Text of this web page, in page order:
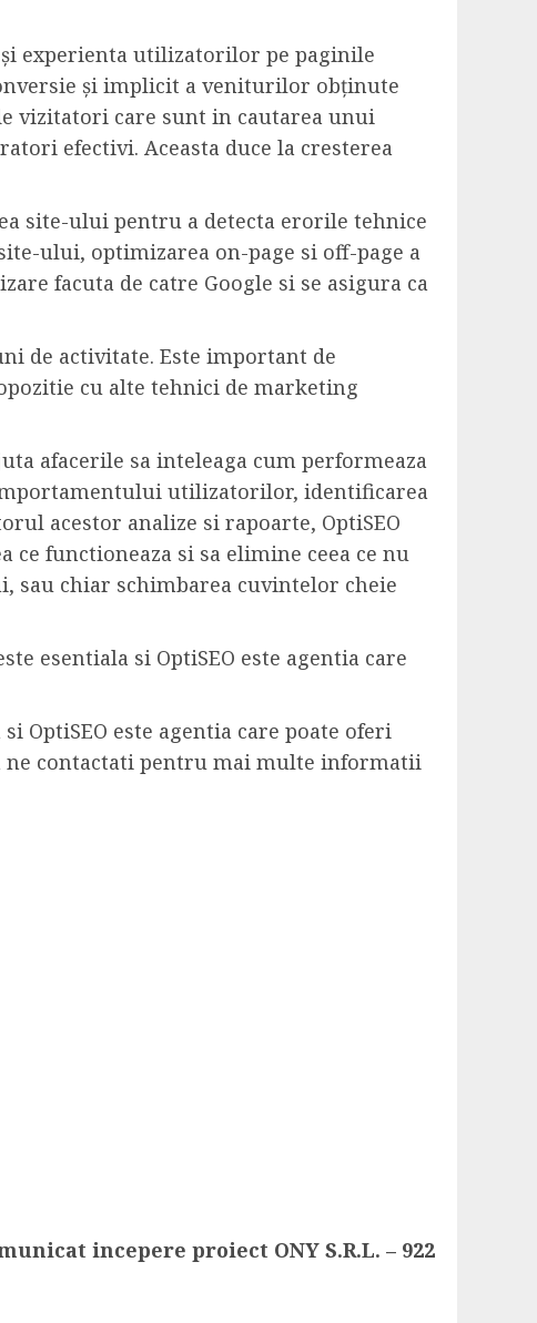
experienta utilizatorilor pe paginile
și implicit a veniturilor obținute
vizitatori care sunt in cautarea unui
efectivi. Aceasta duce la cresterea
site-ului pentru a detecta erorile tehnice
ului, optimizarea on-page si off-page a
facuta de catre Google si se asigura ca
de activitate. Este important de
cu alte tehnici de marketing
afacerile sa inteleaga cum performeaza
utilizatorilor, identificarea
acestor analize si rapoarte, OptiSEO
ce functioneaza si sa elimine ceea ce nu
sau chiar schimbarea cuvintelor cheie
esentiala si OptiSEO este agentia care
OptiSEO este agentia care poate oferi
ne contactati pentru mai multe informatii
incepere proiect ONY S.R.L. – 922